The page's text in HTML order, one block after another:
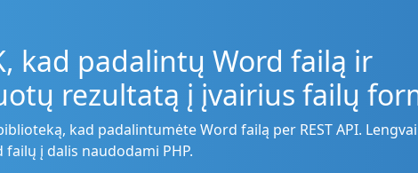
kad padalintų Word failą ir
rezultatą į įvairius failų
kad padalintumėte Word failą per REST API.
į dalis naudodami PHP.